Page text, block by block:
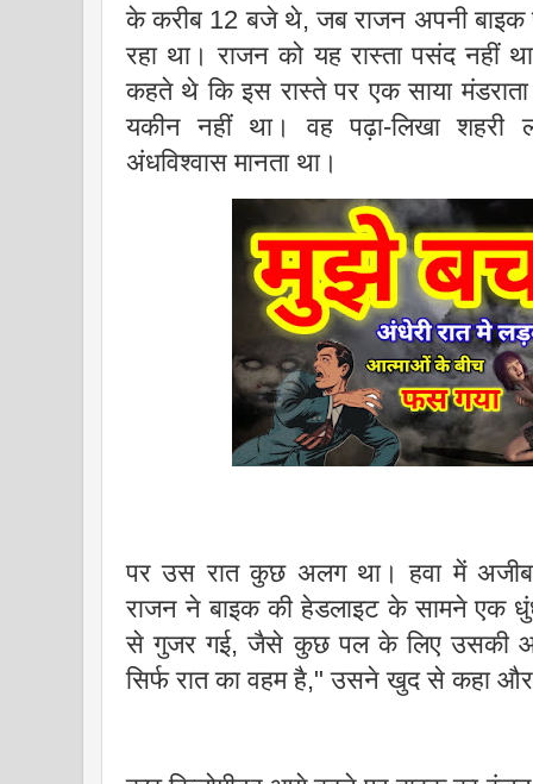
के करीब 12 बजे थे, जब राजन अपनी बाइक
रहा था। राजन को यह रास्ता पसंद नहीं
कहते थे कि इस रास्ते पर एक साया
यकीन नहीं था। वह पढ़ा-लिखा
अंधविश्वास मानता था।
पर उस रात कुछ अलग था। हवा में
राजन ने बाइक की हेडलाइट के सामने एक
से गुजर गई, जैसे कुछ पल के लिए उसकी
सिर्फ रात का वहम है," उसने खुद से कहा